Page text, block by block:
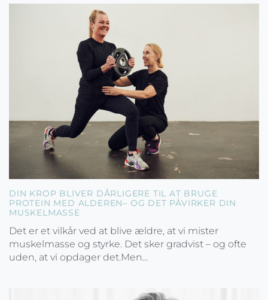
DIN KROP BLIVER DÅRLIGERE TIL AT BRUGE
PROTEIN MED ALDEREN– OG DET PÅVIRKER DIN
MUSKELMASSE
Det er et vilkår ved at blive ældre, at vi mister
muskelmasse og styrke. Det sker gradvist – og ofte
uden, at vi opdager det.Men...